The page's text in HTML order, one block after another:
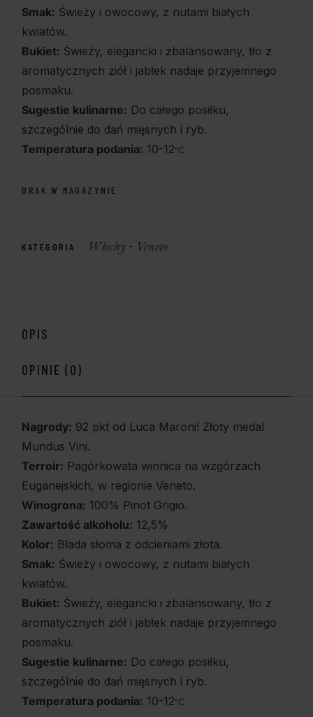
Smak: Świeży i owocowy, z nutami białych
kwiatów.
Bukiet: Świeży, elegancki i zbalansowany, tło z
aromatycznych ziół i jabłek nadaje przyjemnego
posmaku.
Sugestie kulinarne: Do całego posiłku,
szczególnie do dań mięsnych i ryb.
Temperatura podania: 10-12°C
BRAK W MAGAZYNIE
KATEGORIA Włochy - Veneto
OPIS
OPINIE (0)
Nagrody: 92 pkt od Luca Maroni! Złoty medal
Mundus Vini.
Terroir: Pagórkowata winnica na wzgórzach
Euganejskich, w regionie Veneto.
Winogrona: 100% Pinot Grigio.
Zawartość alkoholu: 12,5%
Kolor: Blada słoma z odcieniami złota.
Smak: Świeży i owocowy, z nutami białych
kwiatów.
Bukiet: Świeży, elegancki i zbalansowany, tło z
aromatycznych ziół i jabłek nadaje przyjemnego
posmaku.
Sugestie kulinarne: Do całego posiłku,
szczególnie do dań mięsnych i ryb.
Temperatura podania: 10-12°C